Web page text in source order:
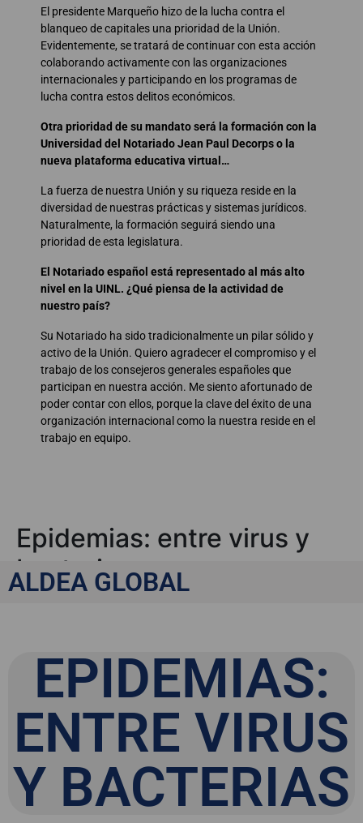
El presidente Marqueño hizo de la lucha contra el
blanqueo de capitales una prioridad de la Unión.
Evidentemente, se tratará de continuar con esta acción
colaborando activamente con las organizaciones
internacionales y participando en los programas de
lucha contra estos delitos económicos.
Otra prioridad de su mandato será la formación con la
Universidad del Notariado Jean Paul Decorps o la
nueva plataforma educativa virtual…
La fuerza de nuestra Unión y su riqueza reside en la
diversidad de nuestras prácticas y sistemas jurídicos.
Naturalmente, la formación seguirá siendo una
prioridad de esta legislatura.
El Notariado español está representado al más alto
nivel en la UINL. ¿Qué piensa de la actividad de
nuestro país?
Su Notariado ha sido tradicionalmente un pilar sólido y
activo de la Unión. Quiero agradecer el compromiso y el
trabajo de los consejeros generales españoles que
participan en nuestra acción. Me siento afortunado de
poder contar con ellos, porque la clave del éxito de una
organización internacional como la nuestra reside en el
trabajo en equipo.
Epidemias: entre virus y
bacterias
ALDEA GLOBAL
EPIDEMIAS:
ENTRE VIRUS
Y BACTERIAS